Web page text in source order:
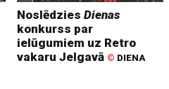
NoslēdziesDienas
konkurss par
ielūgumiem uz Retro
vakaru Jelgavā © DIENA